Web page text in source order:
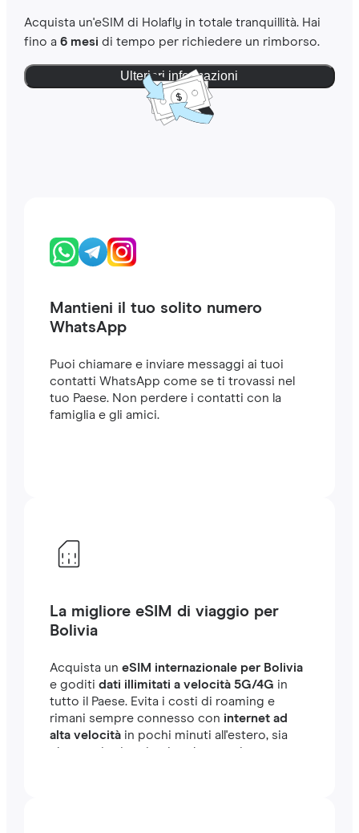
Acquista un'eSIM di Holafly in totale tranquillità. Hai
fino a 6 mesi di tempo per richiedere un rimborso.
Ulteriori informazioni
Mantieni il tuo solito numero
WhatsApp
Puoi chiamare e inviare messaggi ai tuoi
contatti WhatsApp come se ti trovassi nel
tuo Paese. Non perdere i contatti con la
famiglia e gli amici.
La migliore eSIM di viaggio per
Bolivia
Acquista un eSIM internazionale per Bolivia
e goditi dati illimitati a velocità 5G/4G in
tutto il Paese. Evita i costi di roaming e
rimani sempre connesso con internet ad
alta velocitàin pochi minuti all'estero, sia
che tu stia viaggiando o lavorando.